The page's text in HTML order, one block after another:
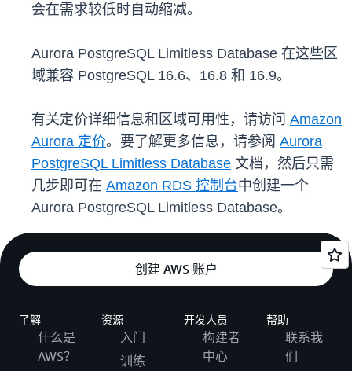
会在需求较低时自动缩减。
Aurora PostgreSQL Limitless Database 在这些区
域兼容 PostgreSQL 16.6、16.8 和 16.9。
有关定价详细信息和区域可用性，请访问 Amazon
Aurora 定价。要了解更多信息，请参阅 Aurora
PostgreSQL Limitless Database 文档，然后只需
几步即可在 Amazon RDS 控制台中创建一个
Aurora PostgreSQL Limitless Database。
创建 AWS 账户
了解
什么是
AWS？
资源
入门
训练
开发人员
构建者
中心
帮助
联系我
们